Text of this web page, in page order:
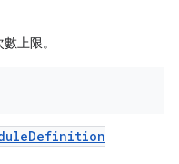
上限。
Definition